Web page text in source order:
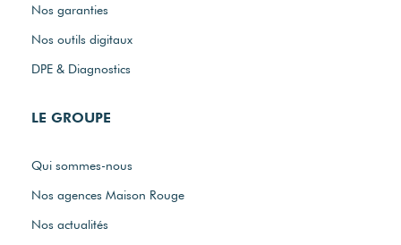
Nos garanties
Nos outils digitaux
DPE & Diagnostics
LE GROUPE
Qui sommes-nous
Nos agences Maison Rouge
Nos actualités